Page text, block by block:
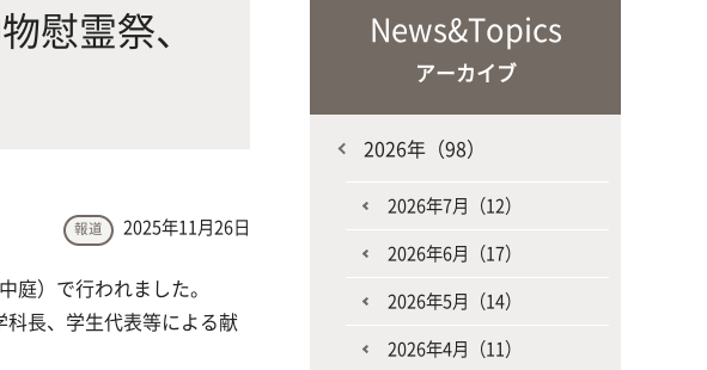
慰霊祭、
報道 2025年11月26日
）で行われました。
長、学生代表等による献
News&Topics
アーカイブ
2026年（98）
2026年7月（12）
2026年6月（17）
2026年5月（14）
2026年4月（11）